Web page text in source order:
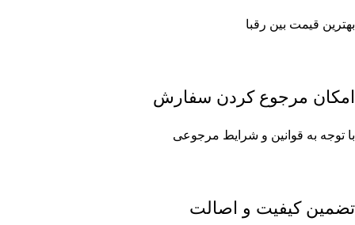
بهترین قیمت بین رقبا
امکان مرجوع کردن سفارش
با توجه به قوانین و شرایط مرجوعی
تضمین کیفیت و اصالت